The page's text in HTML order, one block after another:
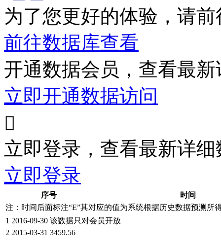
为了您更好的体验，请
前往数据库查看
开通数据会员，查看最
立即开通数据访问

立即登录，查看最新详细
立即登录
序号
时间
注：时间后面标注“E”其对应的值为系统根据历史数据预测所
1 2016-09-30 该数据只对会员开放
2 2015-03-31 3459.56